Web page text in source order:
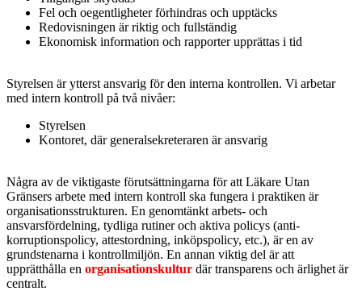
Fel och oegentligheter förhindras och upptäcks
Redovisningen är riktig och fullständig
​Ekonomisk information och rapporter upprättas i tid
Styrelsen är ytterst ansvarig för den interna kontrollen. Vi arbetar
med intern kontroll på två nivåer:
Styrelsen
Kontoret, där generalsekreteraren är ansvarig
Några av de viktigaste förutsättningarna för att Läkare Utan
Gränsers arbete med intern kontroll ska fungera i praktiken är
organisationsstrukturen. En genomtänkt arbets- och
ansvarsfördelning, tydliga rutiner och aktiva policys (anti-
korruptionspolicy, attestordning, inköpspolicy, etc.), är en av
grundstenarna i kontrollmiljön. En annan viktig del är att
upprätthålla en organisationskultur där transparens och ärlighet är
centralt.